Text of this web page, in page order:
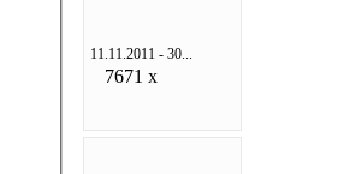
11.11.2011 - 30...
7671 x